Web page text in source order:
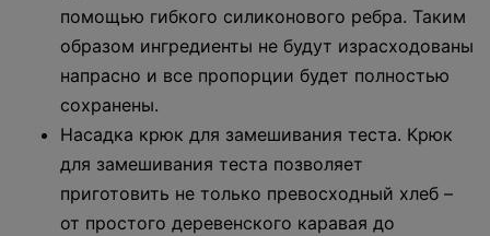
помощью гибкого силиконового ребра. Таким
образом ингредиенты не будут израсходованы
напрасно и все пропорции будет полностью
сохранены.
Насадка крюк для замешивания теста. Крюк
для замешивания теста позволяет
приготовить не только превосходный хлеб –
от простого деревенского каравая до